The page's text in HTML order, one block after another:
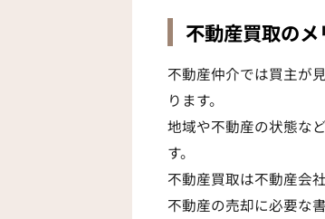
不動産買取の
不動産仲介では買主が
ります。
地域や不動産の状態な
す。
不動産買取は不動産会
不動産の売却に必要な